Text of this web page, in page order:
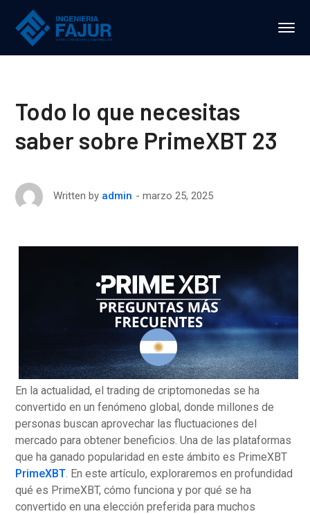
Todo lo que necesitas
saber sobre PrimeXBT 23
Written by admin marzo 25, 2025
En la actualidad, el trading de criptomonedas se ha
convertido en un fenómeno global, donde millones de
personas buscan aprovechar las fluctuaciones del
mercado para obtener beneficios. Una de las plataformas
que ha ganado popularidad en este ámbito es PrimeXBT
PrimeXBT. En este artículo, exploraremos en profundidad
qué es PrimeXBT, cómo funciona y por qué se ha
convertido en una elección preferida para muchos